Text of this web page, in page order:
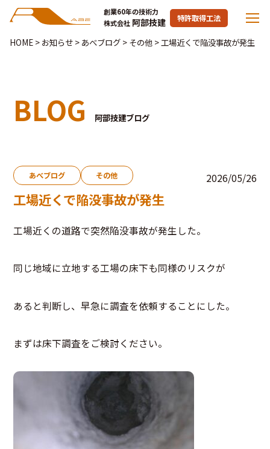
創業60年の技術力
株式会社 阿部技建 特許取得工法
HOME> お知らせ> あべブログ> その他>工場近くで陥没事故が発生
BLOG 阿部技建ブログ
あべブログ その他 2026/05/26
工場近くで陥没事故が発生
工場近くの道路で突然陥没事故が発生した。
同じ地域に立地する工場の床下も同様のリスクが
あると判断し、早急に調査を依頼することにした。
まずは床下調査をご検討ください。